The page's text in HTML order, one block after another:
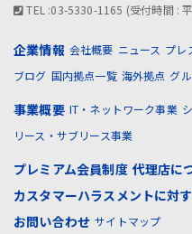
TEL :03-5330-1165 (受付時間 :
企業情報 会社概要 ニュース プレ
ブログ 国内拠点一覧 海外拠点 グ
事業概要 IT・ネットワーク事業
リース・サブリース事業
プレミアム会員制度 代理店に
カスタマーハラスメントに対
お問い合わせ サイトマップ